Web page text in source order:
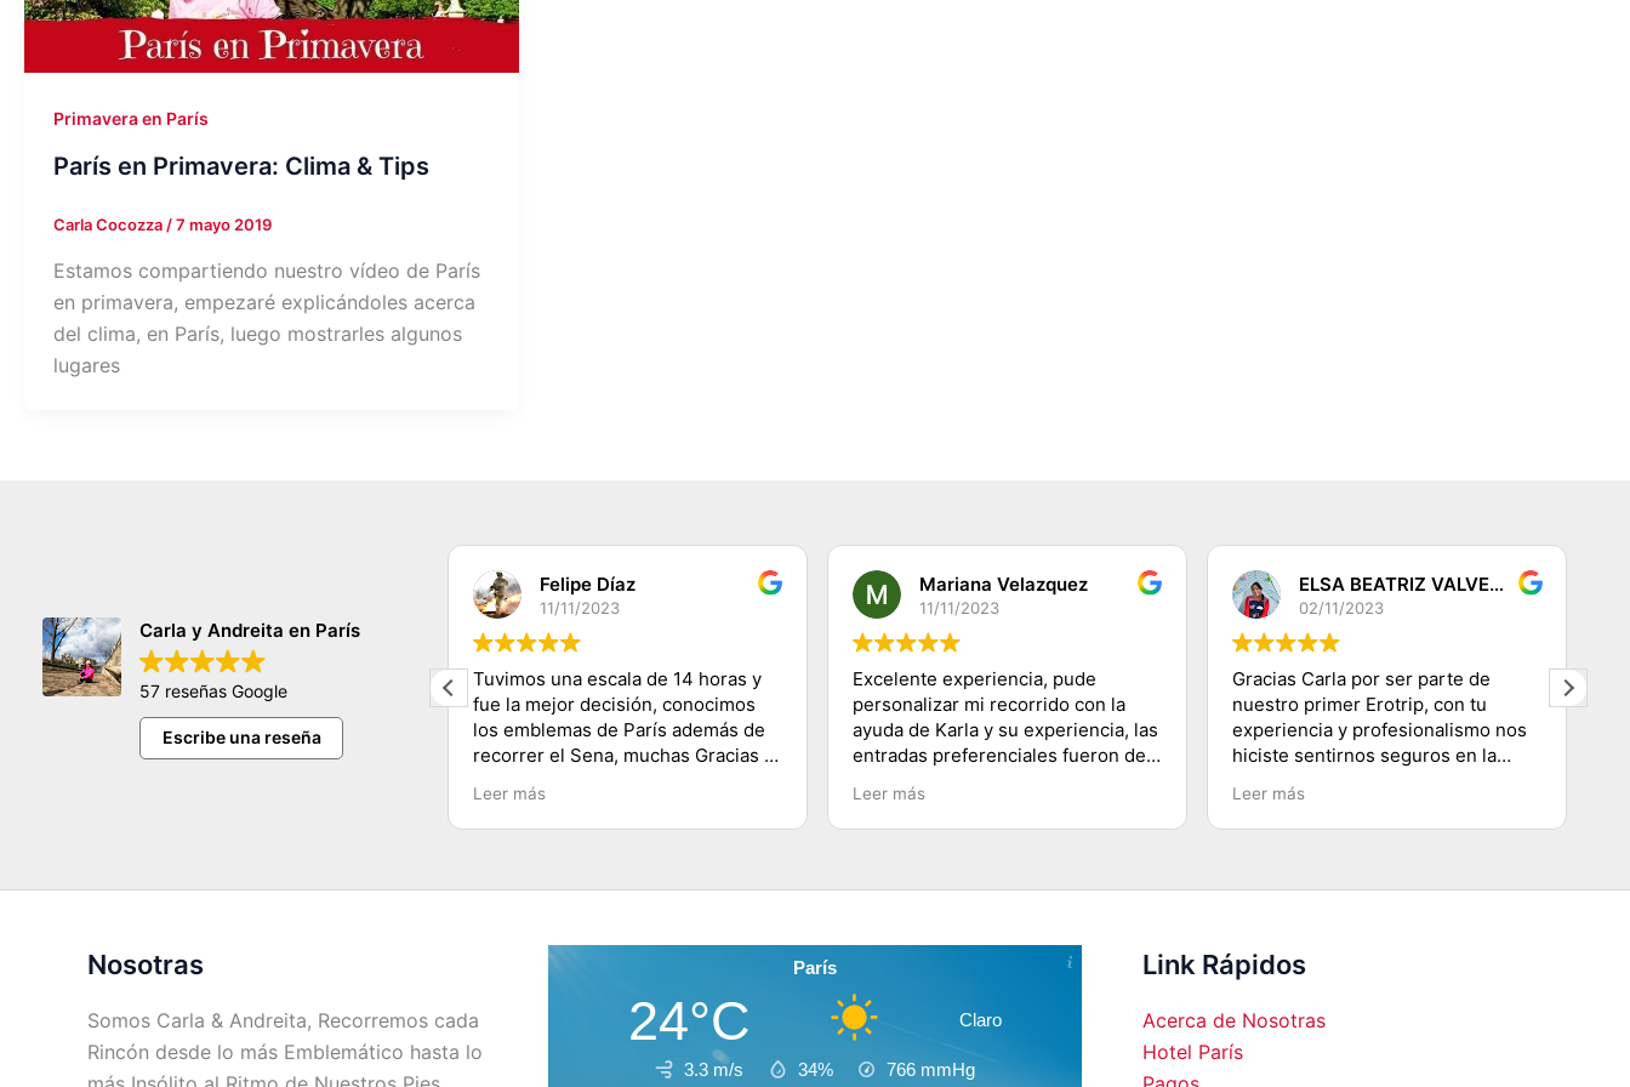
Primavera en París
París en Primavera: Clima & Tips
Carla Cocozza/7 mayo 2019
Estamos compartiendo nuestro vídeo de París
en primavera, empezaré explicándoles acerca
del clima, en París, luego mostrarles algunos
lugares
Carla y Andreita en París
57 reseñas Google
Escribe una reseña
hermosa persona nos encanto
conocer tantos lugares y de una
manera muy dinamica y facil
Felipe Díaz
11/11/2023
Tuvimos una escala de 14 horas y
fue la mejor decisión, conocimos
los emblemas de París además de
recorrer el Sena, muchas Gracias a
Carla y a su equipo y 100%
Recomendado, saludos desde
Chile.
Leer más
Mariana Velazquez
11/11/2023
Excelente experiencia, pude
personalizar mi recorrido con la
ayuda de Karla y su experiencia, las
entradas preferenciales fueron de
lo mejor te ahorras las filas! Muy
buenos tips y explicaciones de los
lugares visitados. Es hermoso
Leer más
ELSA BEATRIZ VALVERDE DEZA
02/11/2023
Gracias Carla por ser parte de
nuestro primer Erotrip, con tu
experiencia y profesionalismo nos
hiciste sentirnos seguros en la
ciudad Luz, conociendo lugares
emblemáticos, subir a la Torre
Eiffel, recorriendo el Río
Leer más
Nosotras
Somos Carla & Andreita, Recorremos cada
Rincón desde lo más Emblemático hasta lo
París
24°C Claro
3.3 m/s 34% 766 mmHg
Link Rápidos
Acerca de Nosotras
Hotel París